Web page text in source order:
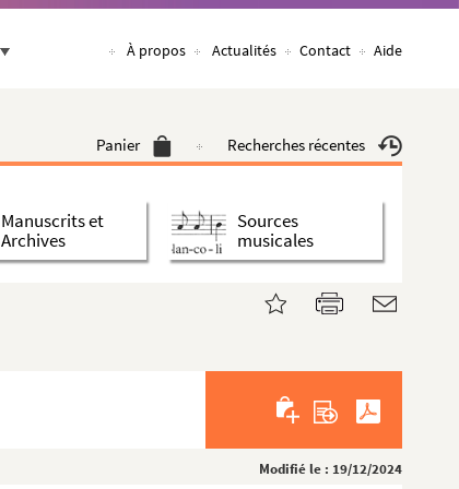
À propos Actualités Contact Aide
Panier Recherches récentes
Manuscrits et
Archives
Sources
musicales
Modifié le : 19/12/2024